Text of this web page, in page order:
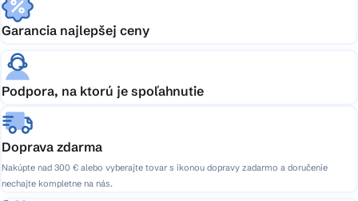
Garancia najlepšej ceny
Podpora, na ktorú je spoľahnutie
Doprava zdarma
Nakúpte nad 300 € alebo vyberajte tovar s ikonou dopravy zadarmo a doručenie
nechajte kompletne na nás.